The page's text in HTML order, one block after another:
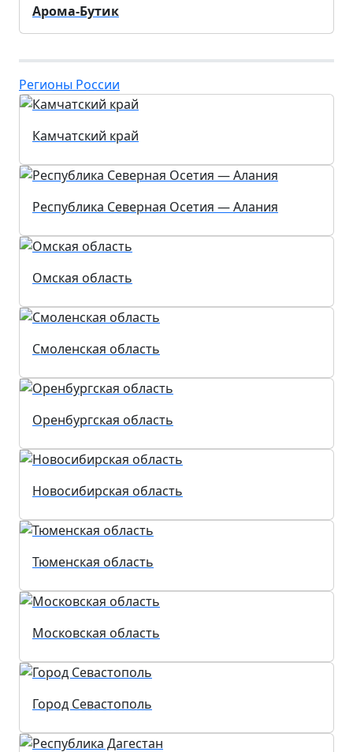
Арома-Бутик
Регионы России
Камчатский край
Республика Северная Осетия — Алания
Омская область
Смоленская область
Оренбургская область
Новосибирская область
Тюменская область
Московская область
Город Севастополь